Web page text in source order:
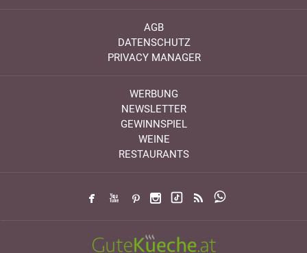
AGB
DATENSCHUTZ
PRIVACY MANAGER
WERBUNG
NEWSLETTER
GEWINNSPIEL
WEINE
RESTAURANTS